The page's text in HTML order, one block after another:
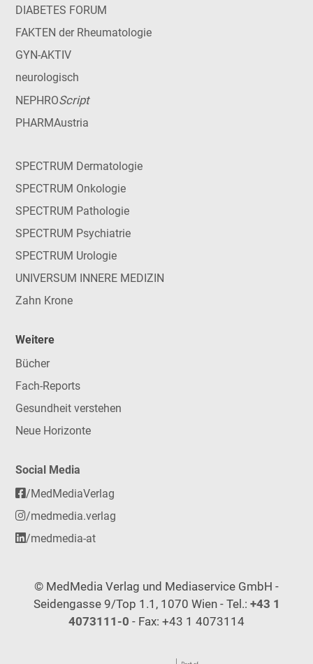
DIABETES FORUM
FAKTEN der Rheumatologie
GYN-AKTIV
neurologisch
NEPHROScript
PHARMAustria
SPECTRUM Dermatologie
SPECTRUM Onkologie
SPECTRUM Pathologie
SPECTRUM Psychiatrie
SPECTRUM Urologie
UNIVERSUM INNERE MEDIZIN
Zahn Krone
Weitere
Bücher
Fach-Reports
Gesundheit verstehen
Neue Horizonte
Social Media
/MedMediaVerlag
/medmedia.verlag
/medmedia-at
© MedMedia Verlag und Mediaservice GmbH -
Seidengasse 9/Top 1.1, 1070 Wien - Tel.: +43 1
4073111-0 - Fax: +43 1 4073114